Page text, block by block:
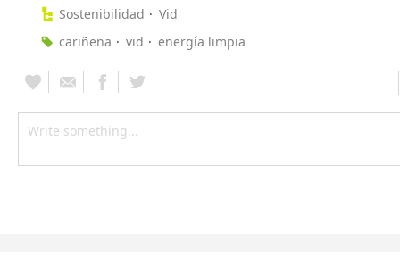
Sostenibilidad
Vid
cariñena
vid energía limpia